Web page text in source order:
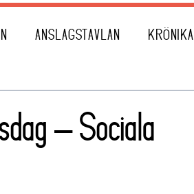
ANSLAGSTAVLAN KRÖNIKA
– Sociala